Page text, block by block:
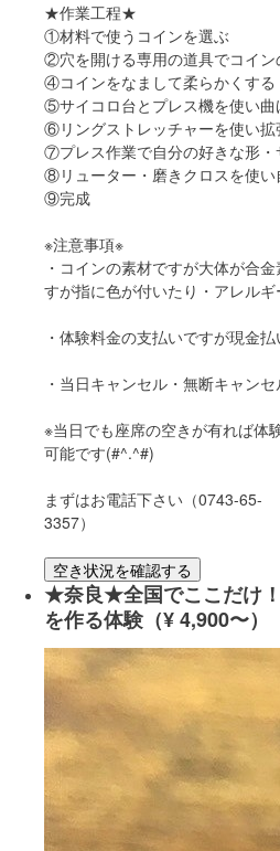
★作業工程★
①材料で使うコインを選ぶ
②穴を開ける専用の道具でコイン
④コインをなまして柔らかくする
⑤サイコロ台とプレス機を使い曲
⑥リングストレッチャーを使い拡
⑦プレス作業で自分の好きな形・
⑧リューター・磨きクロスを使い
⑨完成
※注意事項※
・コインの素材ですが大体が合
すが指に色が付いたり・アレルギ
・体験料金の支払いですが現金払
・当日キャンセル・無断キャン
※当日でも座席の空きが有れば体
可能です(#^.^#)
まずはお電話下さい（0743-65-
3357
空き状況を確認する
★奈良★全国でここだけ
を作る体験（¥ 4,900〜）